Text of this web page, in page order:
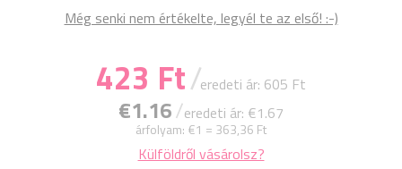
Még senki nem értékelte, legyél te az első! :-)
423 Ft/eredeti ár: 605 Ft
€1.16/eredeti ár: €1.67
árfolyam: €1 = 363,36 Ft
Külföldről vásárolsz?